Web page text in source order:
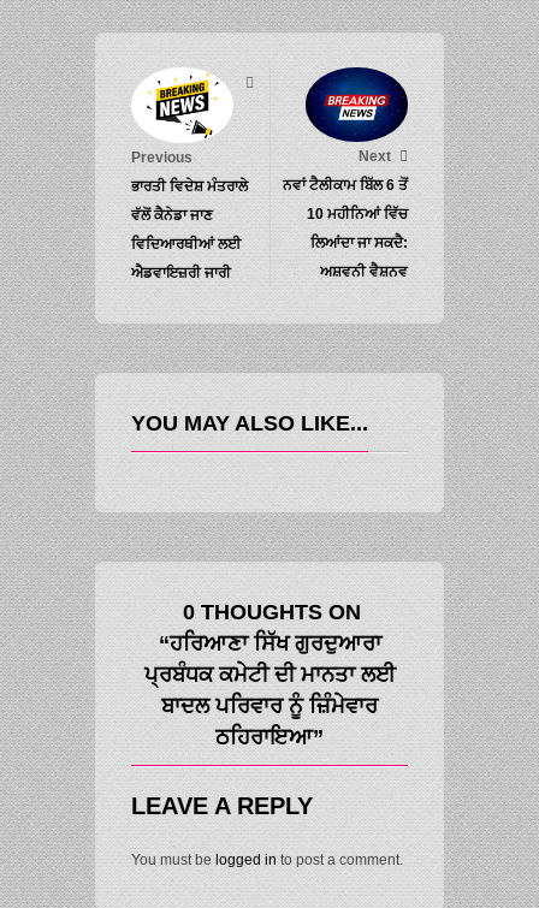
Previous
ਭਾਰਤੀ ਵਿਦੇਸ਼ ਮੰਤਰਾਲੇ
ਵੱਲੋਂ ਕੈਨੇਡਾ ਜਾਣ
ਵਿਦਿਆਰਥੀਆਂ ਲਈ
ਐਡਵਾਇਜ਼ਰੀ ਜਾਰੀ
Next
ਨਵਾਂ ਟੈਲੀਕਾਮ ਬਿੱਲ 6 ਤੋਂ
10 ਮਹੀਨਿਆਂ ਵਿੱਚ
ਲਿਆਂਦਾ ਜਾ ਸਕਦੈ:
ਅਸ਼ਵਨੀ ਵੈਸ਼ਨਵ
YOU MAY ALSO LIKE...
0 THOUGHTS ON
“ਹਰਿਆਣਾ ਸਿੱਖ ਗੁਰਦੁਆਰਾ
ਪ੍ਰਬੰਧਕ ਕਮੇਟੀ ਦੀ ਮਾਨਤਾ ਲਈ
ਬਾਦਲ ਪਰਿਵਾਰ ਨੂੰ ਜ਼ਿੰਮੇਵਾਰ
ਠਹਿਰਾਇਆ”
LEAVE A REPLY
You must be logged in to post a comment.